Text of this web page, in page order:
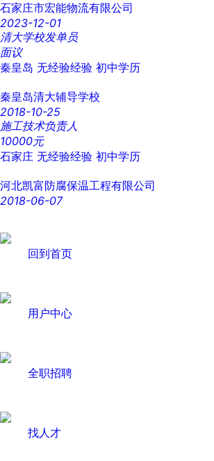
石家庄市宏能物流有限公司
2023-12-01
清大学校发单员
面议
秦皇岛 无经验经验 初中学历
秦皇岛清大辅导学校
2018-10-25
施工技术负责人
10000元
石家庄 无经验经验 初中学历
河北凯富防腐保温工程有限公司
2018-06-07
回到首页
用户中心
全职招聘
找人才